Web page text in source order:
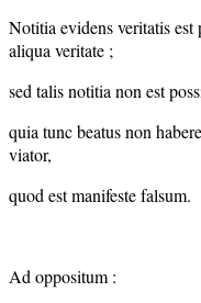
Notitia evidens veritatis
aliqua veritate ;
sed talis notitia non est
quia tunc beatus non
viator,
quod est manifeste falsum.
Ad oppositum :